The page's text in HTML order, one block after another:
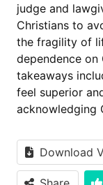
judge and
Christians to
the fragility of
dependence
takeaways
feel superior
acknowledging
Download